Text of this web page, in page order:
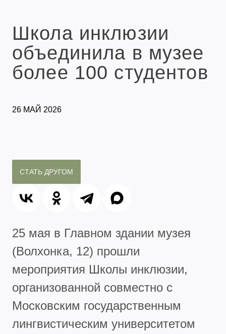
Школа инклюзии
объединила в музее
более 100 студентов
26 МАЙ 2026
СТАТЬ ДРУГОМ
25 мая в Главном здании музея
(Волхонка, 12) прошли
мероприятия Школы инклюзии,
организованной совместно с
Московским государственным
лингвистическим университетом